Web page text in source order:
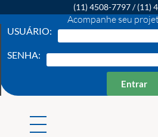
(11) 4508-7797/(11)
Acompanhe seu
USUÁRIO:
SENHA:
Entrar